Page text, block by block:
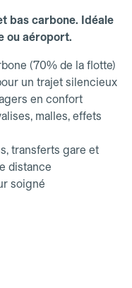
bas carbone. Idéale
ou aéroport.
(70% de la flotte)
un trajet silencieux
en confort
malles, effets
transferts gare et
distance
soigné